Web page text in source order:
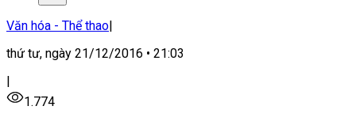
Văn hóa - Thể thao|
thứ tư, ngày 21/12/2016 • 21:03
|
1.774